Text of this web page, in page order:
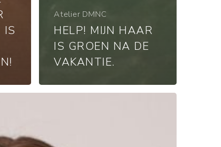
IS
Atelier DMNC
HELP! MIJN HAAR
IS GROEN NA DE
VAKANTIE.